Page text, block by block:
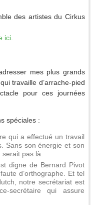
des artistes du Cirkus
ici.
mes plus grands
travaille d’arrache-pied
pour ces journées
spéciales :
qui a effectué un travail
Sans son énergie et son
pas là.
digne de Bernard Pivot
d’orthographe. Et tel
notre secrétariat est
secrétaire qui assure